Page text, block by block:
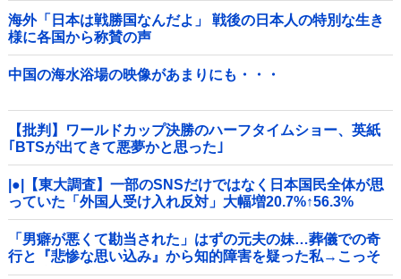
海外「日本は戦勝国なんだよ」 戦後の日本人の特別な生き
様に各国から称賛の声
中国の海水浴場の映像があまりにも・・・
【批判】ワールドカップ決勝のハーフタイムショー、英紙
｢BTSが出てきて悪夢かと思った｣
|●|【東大調査】一部のSNSだけではなく日本国民全体が思
っていた「外国人受け入れ反対」大幅増20.7%↑56.3%
「男癖が悪くて勘当された」はずの元夫の妹…葬儀での奇
行と『悲惨な思い込み』から知的障害を疑った私→こっそ
り病院へ誘導し行政保護させた話